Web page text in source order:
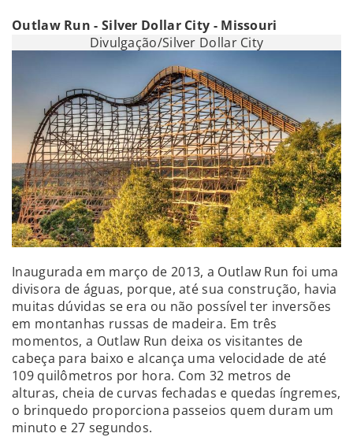
Outlaw Run - Silver Dollar City - Missouri
Divulgação/Silver Dollar City
Inaugurada em março de 2013, a Outlaw Run foi uma
divisora de águas, porque, até sua construção, havia
muitas dúvidas se era ou não possível ter inversões
em montanhas russas de madeira. Em três
momentos, a Outlaw Run deixa os visitantes de
cabeça para baixo e alcança uma velocidade de até
109 quilômetros por hora. Com 32 metros de
alturas, cheia de curvas fechadas e quedas íngremes,
o brinquedo proporciona passeios quem duram um
minuto e 27 segundos.